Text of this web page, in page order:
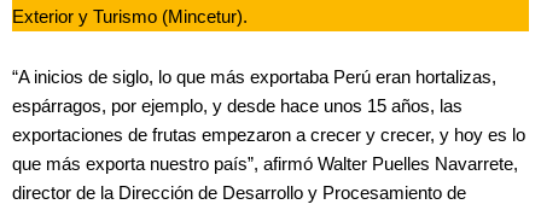
Exterior y Turismo (Mincetur).
“A inicios de siglo, lo que más exportaba Perú eran hortalizas,
espárragos, por ejemplo, y desde hace unos 15 años, las
exportaciones de frutas empezaron a crecer y crecer, y hoy es lo
que más exporta nuestro país”, afirmó Walter Puelles Navarrete,
director de la Dirección de Desarrollo y Procesamiento de